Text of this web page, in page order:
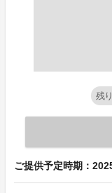
残り
ご提供予定時期：